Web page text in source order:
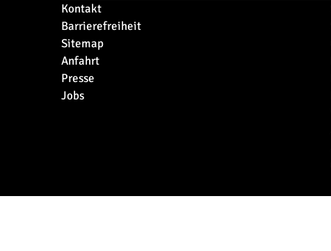
Kontakt
Barrierefreiheit
Sitemap
Anfahrt
Presse
Jobs